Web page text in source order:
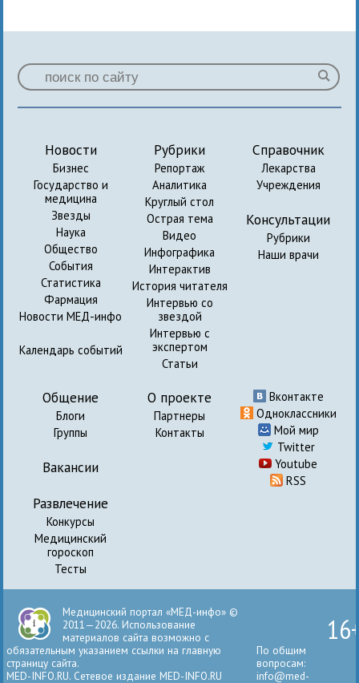
Новости
Бизнес
Государство и
медицина
Звезды
Наука
Общество
События
Статистика
Фармация
Новости МЕД-инфо
Календарь событий
Рубрики
Репортаж
Аналитика
Круглый стол
Острая тема
Видео
Инфографика
Интерактив
История читателя
Интервью со
звездой
Интервью с
экспертом
Статьи
Справочник
Лекарства
Учреждения
Консультации
Рубрики
Наши врачи
Общение
Блоги
Группы
Вакансии
Развлечение
Конкурсы
Медицинский
гороскоп
Тесты
О проекте
Партнеры
Контакты
Вконтакте
Одноклассники
Мой мир
Twitter
Youtube
RSS
Медицинский портал «МЕД-инфо» ©
2011—2026. Использование
материалов сайта возможно с
обязательным указанием ссылки на главную
страницу сайта.
MED-INFO.RU. Сетевое издание MED-INFO.RU
По общим
вопросам:
info@med-